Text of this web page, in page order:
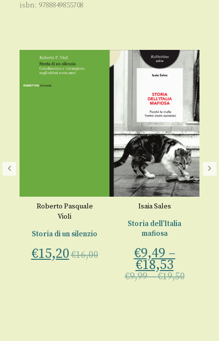
isbn: 9788849855708
Roberto Pasquale
Violi
Storia di un silenzio
€15,20€16,00
Isaia Sales
Storia dell’Italia
mafiosa
€9,49 –
€18,53
€9,99–€19,50